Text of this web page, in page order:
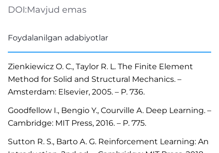
DOI:Mavjud emas
Foydalanilgan adabiyotlar
Zienkiewicz O. C., Taylor R. L. The Finite Element
Method for Solid and Structural Mechanics. –
Amsterdam: Elsevier, 2005. – P. 736.
Goodfellow I., Bengio Y., Courville A. Deep Learning. –
Cambridge: MIT Press, 2016. – P. 775.
Sutton R. S., Barto A. G. Reinforcement Learning: An